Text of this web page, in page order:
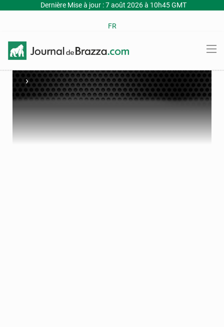
Dernière Mise à jour : 7 août 2026 à 10h45 GMT
FR
›